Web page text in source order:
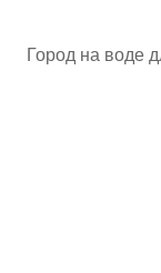
Город на воде